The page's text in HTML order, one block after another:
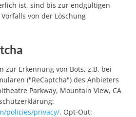
ist, sind bis zur endgültigen
von der Löschung
zur Erkennung von Bots, z.B. bei
("ReCaptcha") des Anbieters
Parkway, Mountain View, CA
policies/privacy/, Opt-Out: